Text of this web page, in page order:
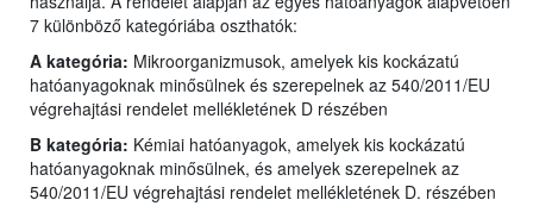
7 különböző kategóriába oszthatók:
A kategória: Mikroorganizmusok, amelyek kis kockázatú
hatóanyagoknak minősülnek és szerepelnek az 540/2011/EU
végrehajtási rendelet mellékletének D részében
B kategória: Kémiai hatóanyagok, amelyek kis kockázatú
hatóanyagoknak minősülnek, és amelyek szerepelnek az
540/2011/EU végrehajtási rendelet mellékletének D. részében